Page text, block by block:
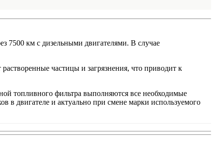
7500 км с дизельными двигателями. В случае
частицы и загрязнения, что приводит к
топливного фильтра выполняются все необходимые
в двигателе и актуально при смене марки используемого